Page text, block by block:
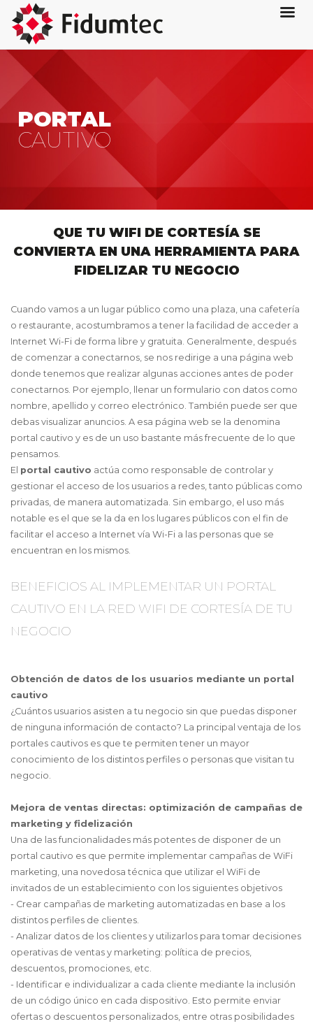
PORTAL
CAUTIVO
QUE TU WIFI DE CORTESÍA SE
CONVIERTA EN UNA HERRAMIENTA PARA
FIDELIZAR TU NEGOCIO
Cuando vamos a un lugar público como una plaza, una cafetería
o restaurante, acostumbramos a tener la facilidad de acceder a
Internet Wi-Fi de forma libre y gratuita. Generalmente, después
de comenzar a conectarnos, se nos redirige a una página web
donde tenemos que realizar algunas acciones antes de poder
conectarnos. Por ejemplo, llenar un formulario con datos como
nombre, apellido y correo electrónico. También puede ser que
debas visualizar anuncios. A esa página web se la denomina
portal cautivo y es de un uso bastante más frecuente de lo que
pensamos.
El portal cautivo actúa como responsable de controlar y
gestionar el acceso de los usuarios a redes, tanto públicas como
privadas, de manera automatizada. Sin embargo, el uso más
notable es el que se la da en los lugares públicos con el fin de
facilitar el acceso a Internet vía Wi-Fi a las personas que se
encuentran en los mismos.
BENEFICIOS AL IMPLEMENTAR UN PORTAL
CAUTIVO EN LA RED WIFI DE CORTESÍA DE TU
NEGOCIO
Obtención de datos de los usuarios mediante un portal
cautivo
¿Cuántos usuarios asisten a tu negocio sin que puedas disponer
de ninguna información de contacto? La principal ventaja de los
portales cautivos es que te permiten tener un mayor
conocimiento de los distintos perfiles o personas que visitan tu
negocio.
Mejora de ventas directas: optimización de campañas de
marketing y fidelización
Una de las funcionalidades más potentes de disponer de un
portal cautivo es que permite implementar campañas de WiFi
marketing, una novedosa técnica que utilizar el WiFi de
invitados de un establecimiento con los siguientes objetivos
- Crear campañas de marketing automatizadas en base a los
distintos perfiles de clientes.
- Analizar datos de los clientes y utilizarlos para tomar decisiones
operativas de ventas y marketing: política de precios,
descuentos, promociones, etc.
- Identificar e individualizar a cada cliente mediante la inclusión
de un código único en cada dispositivo. Esto permite enviar
ofertas o descuentos personalizados, entre otras posibilidades